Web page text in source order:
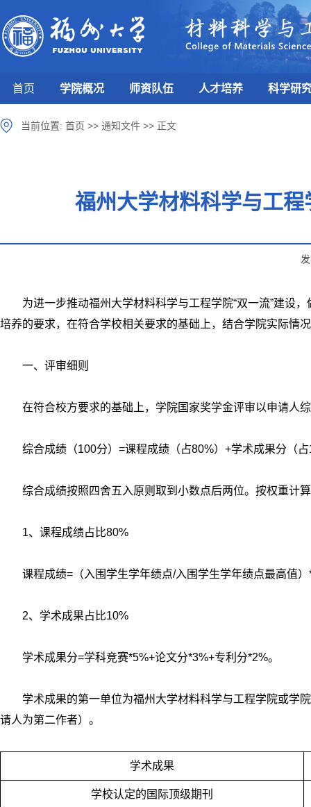
首页 学院概况 师资队伍 人才培养 科学研
当前位置: 首页 >> 通知文件 >> 正文
福州大学材料科学与工
为进一步推动福州大学材料科学与工程学院“双一流”建设
培养的要求，在符合学校相关要求的基础上，结合学院实际情
一、评审细则
在符合校方要求的基础上，学院国家奖学金评审以申请人
综合成绩（100分）=课程成绩（占80%）+学术成果分（
综合成绩按照四舍五入原则取到小数点后两位。按权重计
1、课程成绩占比80%
课程成绩=（入围学生学年绩点/入围学生学年绩点最高值
2、学术成果占比10%
学术成果分=学科竞赛*5%+论文分*3%+专利分*2%。
学术成果的第一单位为福州大学材料科学与工程学院或学
请人为第二作者）。
学术成果
学校认定的国际顶级期刊